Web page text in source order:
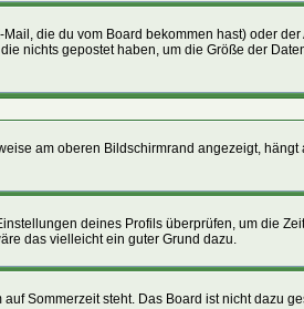
die du vom Board bekommen hast) oder
nichts gepostet haben, um die Größe der
am oberen Bildschirmrand angezeigt,
deines Profils überprüfen, um die
das vielleicht ein guter Grund dazu.
Sommerzeit steht. Das Board ist nicht dazu